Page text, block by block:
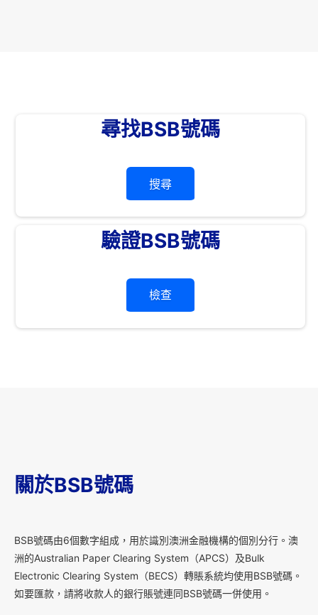
尋找BSB號碼
搜尋
驗證BSB號碼
檢查
關於BSB號碼
BSB號碼由6個數字組成，用於識別澳洲金融機構的個別分行。澳
洲的Australian Paper Clearing System（APCS）及Bulk
Electronic Clearing System（BECS）轉賬系統均使用BSB號碼。
如要匯款，請將收款人的銀行賬號連同BSB號碼一併使用。